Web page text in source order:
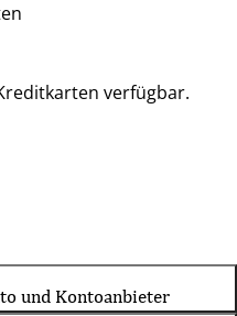
verfügbar.
und Kontoanbieter